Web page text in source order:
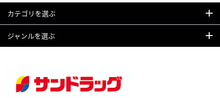
カテゴリを選ぶ
ジャンルを選ぶ